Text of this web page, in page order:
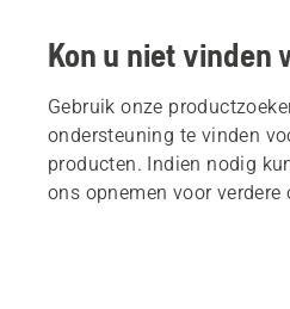
Kon u niet vinden
Gebruik onze
ondersteuning te vinden
producten. Indien nodig
ons opnemen voor verdere